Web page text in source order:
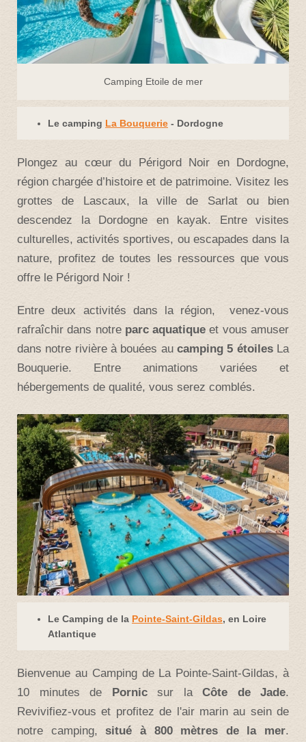
Camping Etoile de mer
Le camping La Bouquerie - Dordogne
Plongez au cœur du Périgord Noir en Dordogne,
région chargée d’histoire et de patrimoine. Visitez les
grottes de Lascaux, la ville de Sarlat ou bien
descendez la Dordogne en kayak. Entre visites
culturelles, activités sportives, ou escapades dans la
nature, profitez de toutes les ressources que vous
offre le Périgord Noir !
Entre deux activités dans la région, venez-vous
rafraîchir dans notre parc aquatique et vous amuser
dans notre rivière à bouées au camping 5 étoilesLa
Bouquerie. Entre animations variées et
hébergements de qualité, vous serez comblés.
Le Camping de la Pointe-Saint-Gildas, en Loire
Atlantique
Bienvenue au Camping de La Pointe-Saint-Gildas, à
10 minutes de
Pornicsur la Côte de Jade.
Revivifiez-vous et profitez de l'air marin au sein de
notre camping,situé à 800 mètres de la mer.